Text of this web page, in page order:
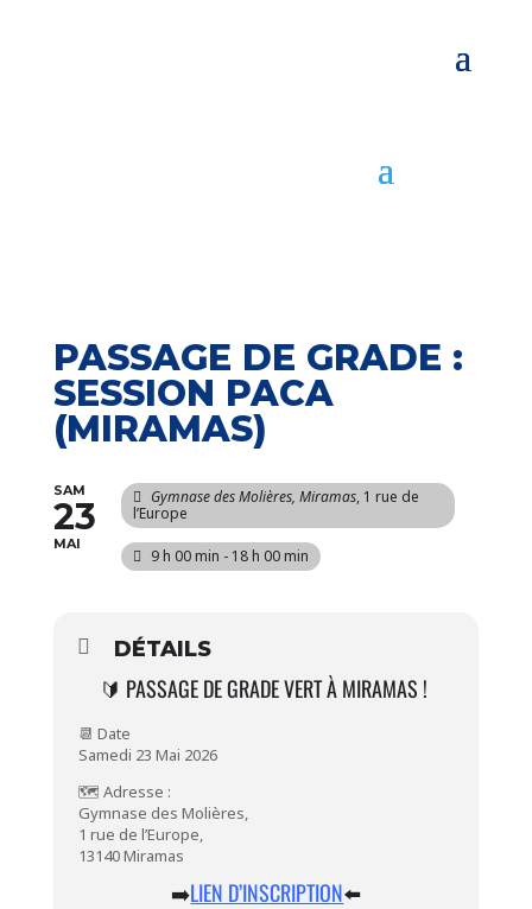
PASSAGE DE GRADE :
SESSION PACA
(MIRAMAS)
SAM
23
MAI
Gymnase des Molières, Miramas, 1 rue de
l’Europe
9 h 00 min - 18 h 00 min
DÉTAILS
🔰 PASSAGE DE GRADE VERT À MIRAMAS !
📆 Date
Samedi 23 Mai 2026
🗺️ Adresse :
Gymnase des Molières,
1 rue de l’Europe,
13140 Miramas
➡️LIEN D’INSCRIPTION⬅️